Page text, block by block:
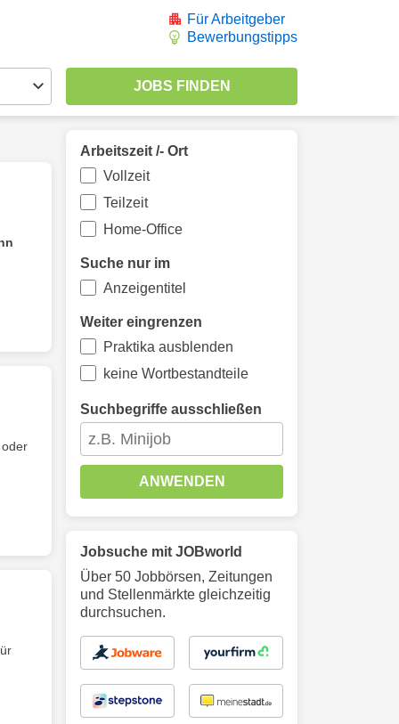
Für Arbeitgeber
Bewerbungstipps
Arbeitszeit /- Ort
Vollzeit
Teilzeit
Home-Office
Suche nur im
Anzeigentitel
Weiter eingrenzen
Praktika ausblenden
keine Wortbestandteile
Suchbegriffe ausschließen
ANWENDEN
Jobsuche mit JOBworld
Über 50 Jobbörsen, Zeitungen
und Stellenmärkte gleichzeitig
durchsuchen.